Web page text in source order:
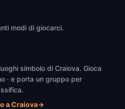
modi di giocarci.
simbolo di Craiova. Gioca
· e porta un gruppo per
a Craiova→